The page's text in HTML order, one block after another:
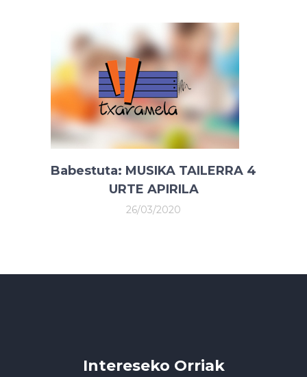
Babestuta: MUSIKA TAILERRA 4
URTE APIRILA
26/03/2020
Intereseko Orriak